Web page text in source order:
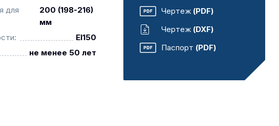
для
200 (198-216)
мм
EI150
не менее 50 лет
Чертеж (PDF)
Чертеж (DXF)
Паспорт (PDF)